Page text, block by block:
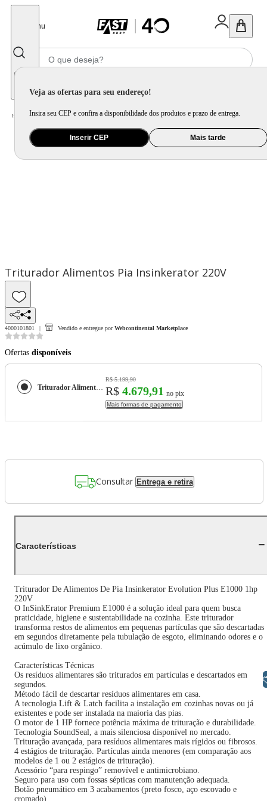
Menu
Veja as ofertas para seu endereço!
Insira seu CEP e confira a disponibilidade dos produtos e prazo de entrega.
Inserir CEP Mais tarde
Home Eletroportátil / Preparo de Alimento / Processador de Alimento
Triturador Alimentos Pia Insinkerator 220V
4000101801 Vendido e entregue por Webcontinental Marketplace
Ofertas disponíveis
Triturador Alimentos Pia Insinkerator 220V
R$ 5.199,90
R$ 4.679,91 no pix
Mais formas de pagamento
Consultar Entrega e retira
Características
Triturador De Alimentos De Pia Insinkerator Evolution Plus E1000 1hp
220V
O InSinkErator Premium E1000 é a solução ideal para quem busca
praticidade, higiene e sustentabilidade na cozinha. Este triturador
transforma restos de alimentos em pequenas partículas que são descartadas
em segundos diretamente pela tubulação de esgoto, eliminando odores e o
acúmulo de lixo orgânico.
Características Técnicas
Os resíduos alimentares são triturados em partículas e descartados em
segundos.
Método fácil de descartar resíduos alimentares em casa.
A tecnologia Lift & Latch facilita a instalação em cozinhas novas ou já
existentes e pode ser instalada na maioria das pias.
O motor de 1 HP fornece potência máxima de trituração e durabilidade.
Tecnologia SoundSeal, a mais silenciosa disponível no mercado.
Trituração avançada, para resíduos alimentares mais rígidos ou fibrosos.
4 estágios de trituração. Partículas ainda menores (em comparação aos
modelos de 1 ou 2 estágios de trituração).
Acessório “para respingo” removível e antimicrobiano.
Seguro para uso com fossas sépticas com manutenção adequada.
Botão pneumático em 3 acabamentos (preto fosco, aço escovado e
cromado).
Libras